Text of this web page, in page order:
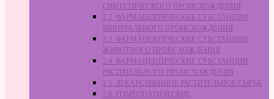
СИНТЕТИЧЕСКОГО ПРОИСХОЖДЕНИЯ
2.2. ФАРМАЦЕВТИЧЕСКИЕ СУБСТАНЦИИ
МИНЕРАЛЬНОГО ПРОИСХОЖДЕНИЯ
2.3. ФАРМАЦЕВТИЧЕСКИЕ СУБСТАНЦИИ
ЖИВОТНОГО ПРОИСХОЖДЕНИЯ
2.4. ФАРМАЦЕВТИЧЕСКИЕ СУБСТАНЦИИ
РАСТИТЕЛЬНОГО ПРОИСХОЖДЕНИЯ
2.5. ЛЕКАРСТВЕННОЕ РАСТИТЕЛЬНОЕ СЫРЬЁ
2.6. ГОМЕОПАТИЧЕСКИЕ